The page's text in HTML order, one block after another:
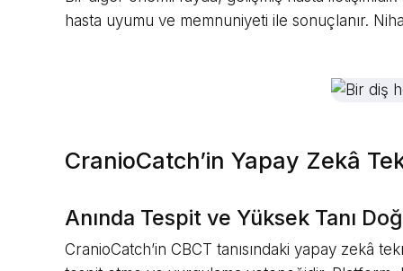
hasta uyumu ve memnuniyeti ile sonuçlanır.
CranioCatch’in Yapay Zekâ
Anında Tespit ve Yüksek Tanı
CranioCatch’in CBCT tanısındaki yapay zekâ